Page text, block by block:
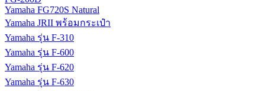
Yamaha FG720S Natural
Yamaha JRII พร้อมกระเป๋า
Yamaha รุ่น F-310
Yamaha รุ่น F-600
Yamaha รุ่น F-620
Yamaha รุ่น F-630